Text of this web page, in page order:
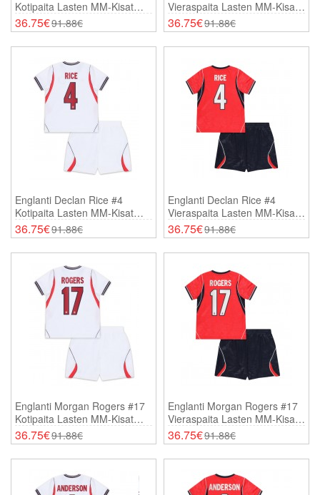
Kotipaita Lasten MM-Kisat
2026 Lyhythihainen (+
Shortsit)
36.75€91.88€
Vieraspaita Lasten MM-Kisat
2026 Lyhythihainen (+
Shortsit)
36.75€91.88€
Englanti Declan Rice #4
Kotipaita Lasten MM-Kisat
2026 Lyhythihainen (+
Shortsit)
36.75€91.88€
Englanti Declan Rice #4
Vieraspaita Lasten MM-Kisat
2026 Lyhythihainen (+
Shortsit)
36.75€91.88€
Englanti Morgan Rogers #17
Kotipaita Lasten MM-Kisat
2026 Lyhythihainen (+
Shortsit)
36.75€91.88€
Englanti Morgan Rogers #17
Vieraspaita Lasten MM-Kisat
2026 Lyhythihainen (+
Shortsit)
36.75€91.88€